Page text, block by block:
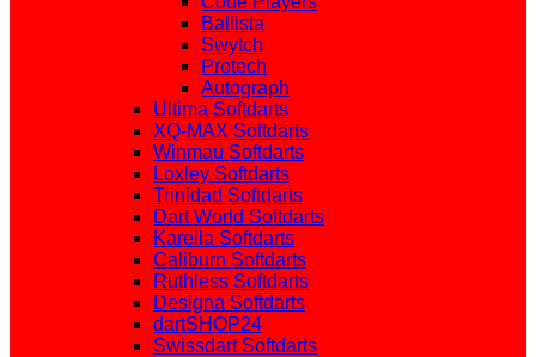
Ballista
Swytch
Protech
Autograph
Ultima Softdarts
XQ-MAX Softdarts
Winmau Softdarts
Loxley Softdarts
Trinidad Softdarts
Dart World Softdarts
Karella Softdarts
Caliburn Softdarts
Ruthless Softdarts
Designa Softdarts
dartSHOP24
Swissdart Softdarts